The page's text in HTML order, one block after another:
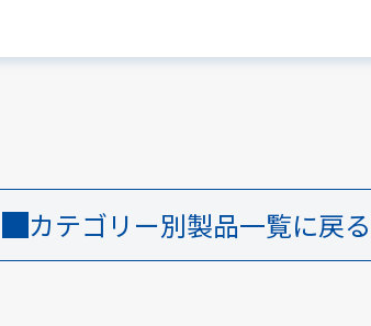
カテゴリー別製品一覧に戻る